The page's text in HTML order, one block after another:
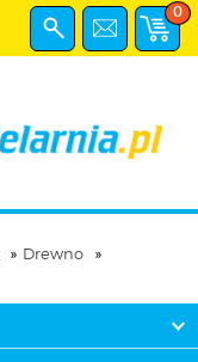
0
Drewno